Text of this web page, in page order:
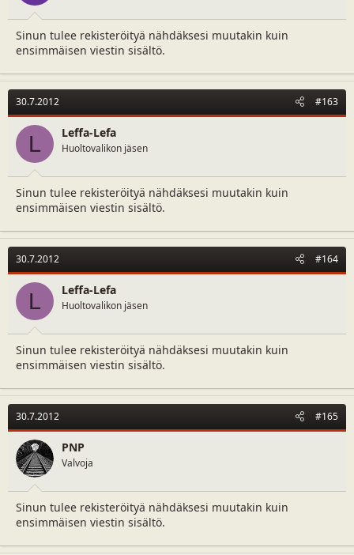
Sinun tulee rekisteröityä nähdäksesi muutakin kuin
ensimmäisen viestin sisältö.
30.7.2012 #163
L Leffa-Lefa
Huoltovalikon jäsen
Sinun tulee rekisteröityä nähdäksesi muutakin kuin
ensimmäisen viestin sisältö.
30.7.2012 #164
L Leffa-Lefa
Huoltovalikon jäsen
Sinun tulee rekisteröityä nähdäksesi muutakin kuin
ensimmäisen viestin sisältö.
30.7.2012 #165
PNP
Valvoja
Sinun tulee rekisteröityä nähdäksesi muutakin kuin
ensimmäisen viestin sisältö.